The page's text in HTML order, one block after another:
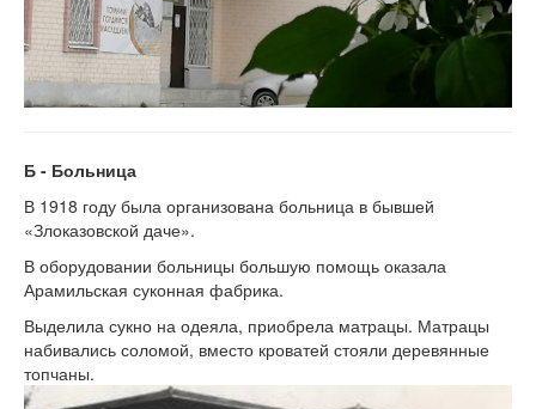
Б - Больница
В 1918 году была организована больница в бывшей
«Злоказовской даче».
В оборудовании больницы большую помощь оказала
Арамильская суконная фабрика.
Выделила сукно на одеяла, приобрела матрацы. Матрацы
набивались соломой, вместо кроватей стояли деревянные
топчаны.